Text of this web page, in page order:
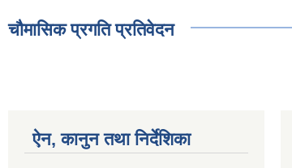
चौमासिक प्रगति प्रतिवेदन
ऐन, कानुन तथा निर्देशिका